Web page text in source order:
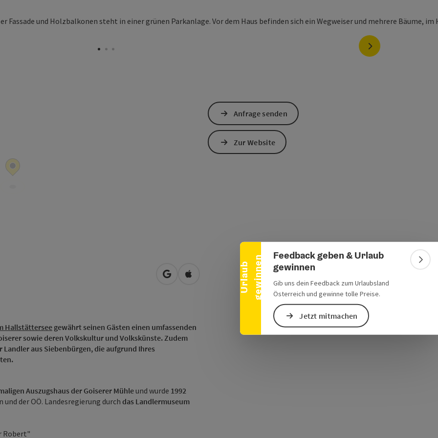
U
r
l
a
u
b
g
e
w
i
n
n
e n
Banner einklappen
Feedback geben & Urlaub
gewinnen
Gib uns dein Feedback zum Urlaubsland
Österreich und gewinne tolle Preise.
Jetzt mitmachen
nächstes Element
in Google Maps öffnen
in Apple Maps öffnen
Hallstättersee gewährt seinen Gästen einen umfassenden
sowie deren Volkskultur und Volkskünste. Zudem
aus Siebenbürgen, die aufgrund Ihres
Auszugshaus der Goiserer Mühleund wurde 1992
der OÖ. Landesregierung durch das Landlermuseum
Robert"
Anfrage senden
Zur Website